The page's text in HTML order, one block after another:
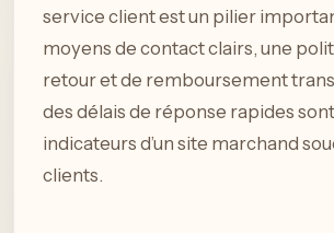
service client est un pilier
moyens de contact clairs, une
retour et de remboursement
des délais de réponse rapides
indicateurs d’un site marchand
clients.